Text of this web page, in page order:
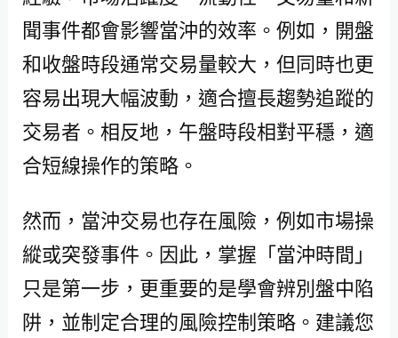
聞事件都會影響當沖的效率。例如，開盤
和收盤時段通常交易量較大，但同時也更
容易出現大幅波動，適合擅長趨勢追蹤的
交易者。相反地，午盤時段相對平穩，適
合短線操作的策略。
然而，當沖交易也存在風險，例如市場操
縱或突發事件。因此，掌握「當沖時間」
只是第一步，更重要的是學會辨別盤中陷
阱，並制定合理的風險控制策略。建議您